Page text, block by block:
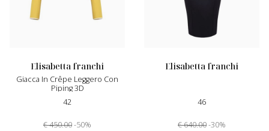
elisabetta franchi
Giacca In Crêpe Leggero Con
Piping 3D
42
€ 450.00-50%
elisabetta franchi
46
€ 640.00-30%